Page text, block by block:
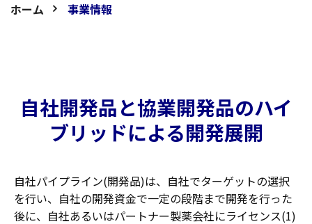
ホーム 事業情報
自社開発品と協業開発品のハイ
ブリッドによる開発展開
自社パイプライン(開発品)は、自社でターゲットの選択
を行い、自社の開発資金で一定の段階まで開発を行った
後に、自社あるいはパートナー製薬会社にライセンス(1)